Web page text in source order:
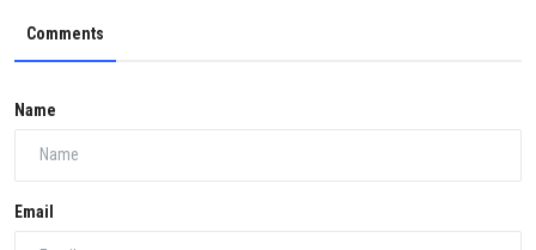
Comments
Name
Email